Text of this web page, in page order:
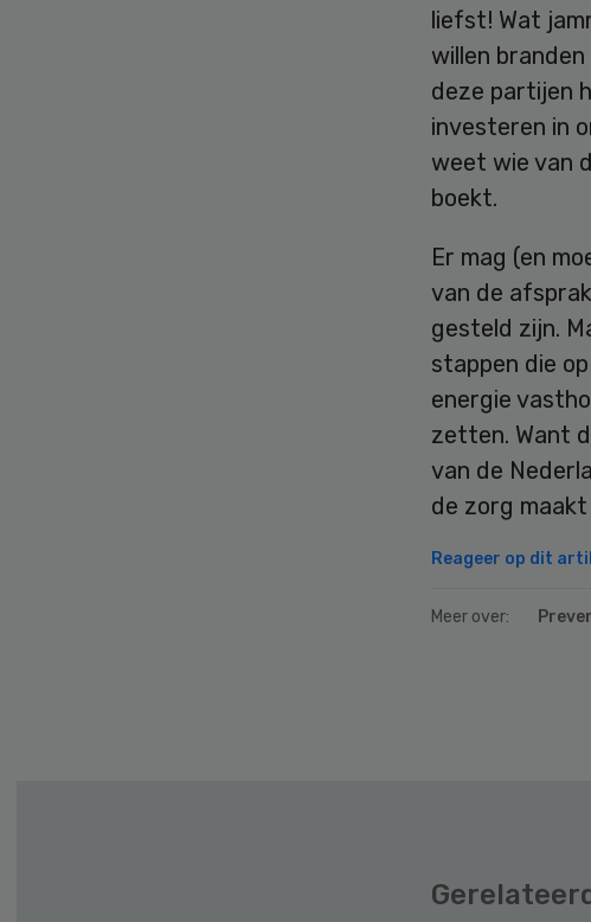
liefst! Wat
willen
deze partijen
investeren in
weet wie van
boekt.
Er mag (en
van de
gesteld zijn.
stappen die
energie
zetten. Want
van de
de zorg
Reageer op dit
Meer over: